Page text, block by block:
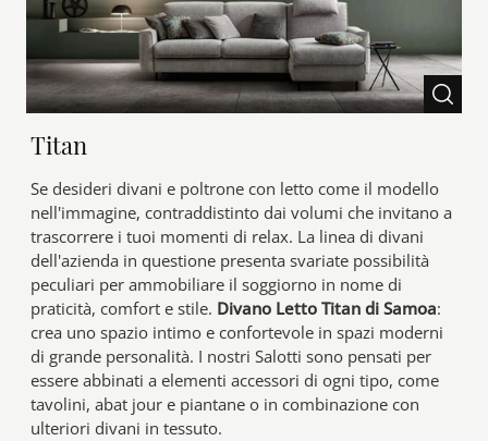
Titan
Se desideri divani e poltrone con letto come il modello
nell'immagine, contraddistinto dai volumi che invitano a
trascorrere i tuoi momenti di relax. La linea di divani
dell'azienda in questione presenta svariate possibilità
peculiari per ammobiliare il soggiorno in nome di
praticità, comfort e stile. Divano Letto Titan di Samoa:
crea uno spazio intimo e confortevole in spazi moderni
di grande personalità. I nostri Salotti sono pensati per
essere abbinati a elementi accessori di ogni tipo, come
tavolini, abat jour e piantane o in combinazione con
ulteriori divani in tessuto.